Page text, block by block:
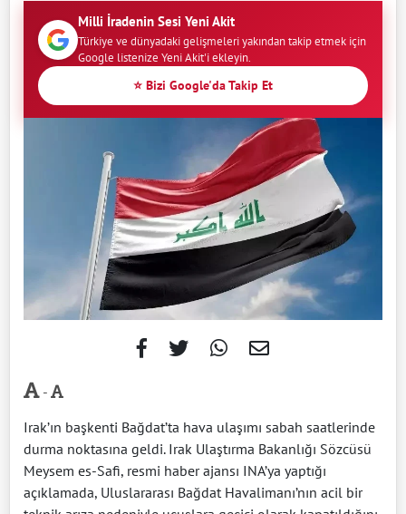
Milli İradenin Sesi Yeni Akit
Türkiye ve dünyadaki gelişmeleri yakından takip etmek için
Google listenize Yeni Akit'i ekleyin.
⭐ Bizi Google'da Takip Et
-
Irak’ın başkenti Bağdat’ta hava ulaşımı sabah saatlerinde
durma noktasına geldi. Irak Ulaştırma Bakanlığı Sözcüsü
Meysem es-Safi, resmi haber ajansı INA’ya yaptığı
açıklamada, Uluslararası Bağdat Havalimanı’nın acil bir